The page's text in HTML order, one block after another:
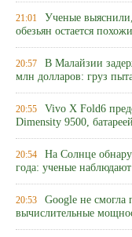
21:01 Ученые
обезьян остается
20:57 В Малайзии
млн долларов: груз
20:55 Vivo X Fold6
Dimensity 9500,
20:54 На Солнце
года: ученые
20:53 Google не смогла
вычислительные